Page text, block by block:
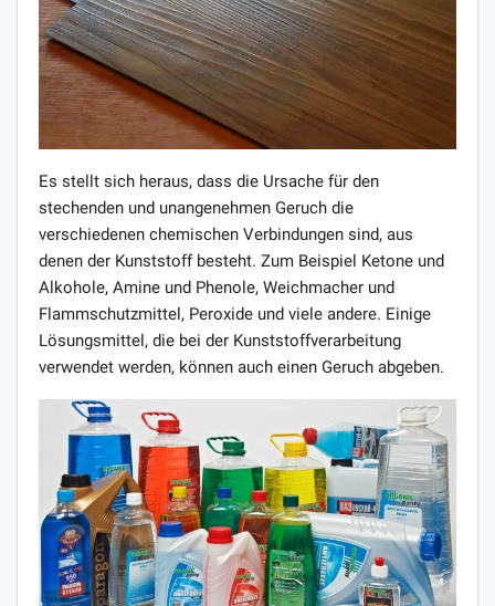
Es stellt sich heraus, dass die Ursache für den
stechenden und unangenehmen Geruch die
verschiedenen chemischen Verbindungen sind, aus
denen der Kunststoff besteht. Zum Beispiel Ketone und
Alkohole, Amine und Phenole, Weichmacher und
Flammschutzmittel, Peroxide und viele andere. Einige
Lösungsmittel, die bei der Kunststoffverarbeitung
verwendet werden, können auch einen Geruch abgeben.